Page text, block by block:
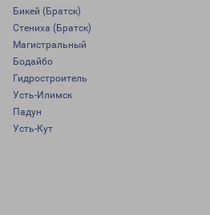
Бикей (Братск)
Стениха (Братск)
Магистральный
Бодайбо
Гидростроитель
Усть-Илимск
Падун
Усть-Кут